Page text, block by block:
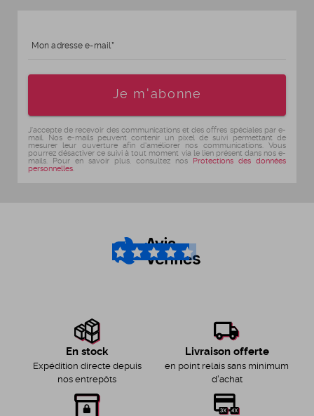
Mon adresse e-mail
Je m'abonne
J'accepte de recevoir des communications et des offres spéciales par e-
mail. Nos e-mails peuvent contenir un pixel de suivi permettant de
mesurer leur ouverture afin d'améliorer nos communications. Vous
pourrez désactiver ce suivi à tout moment via le lien présent dans nos e-
mails. Pour en savoir plus, consultez nos Protections des données
personnelles.
4.6/5
En stock
Expédition directe depuis
nos entrepôts
Livraison offerte
en point relais sans minimum
d'achat